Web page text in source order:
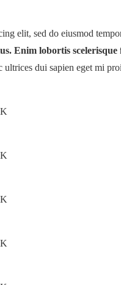
elit, sed do eiusmod
Enim lobortis
dui sapien eget mi